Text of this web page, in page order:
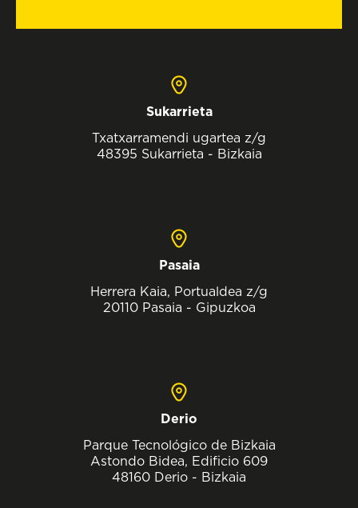
Sukarrieta
Txatxarramendi ugartea z/g
48395 Sukarrieta - Bizkaia
Pasaia
Herrera Kaia, Portualdea z/g
20110 Pasaia - Gipuzkoa
Derio
Parque Tecnológico de Bizkaia
Astondo Bidea, Edificio 609
48160 Derio - Bizkaia